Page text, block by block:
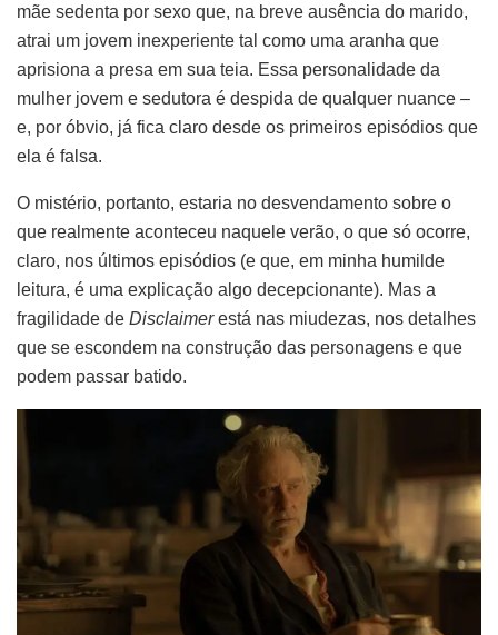
mãe sedenta por sexo que, na breve ausência do marido,
atrai um jovem inexperiente tal como uma aranha que
aprisiona a presa em sua teia. Essa personalidade da
mulher jovem e sedutora é despida de qualquer nuance –
e, por óbvio, já fica claro desde os primeiros episódios que
ela é falsa.
O mistério, portanto, estaria no desvendamento sobre o
que realmente aconteceu naquele verão, o que só ocorre,
claro, nos últimos episódios (e que, em minha humilde
leitura, é uma explicação algo decepcionante). Mas a
fragilidade de Disclaimerestá nas miudezas, nos detalhes
que se escondem na construção das personagens e que
podem passar batido.